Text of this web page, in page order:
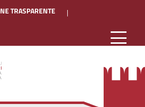
TRASPARENTE